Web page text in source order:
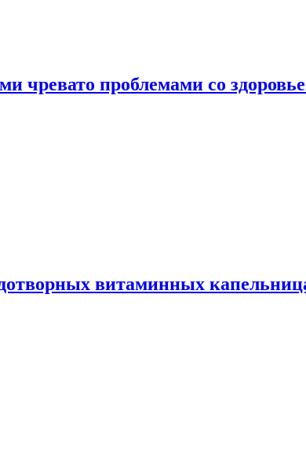
чревато проблемами со
витаминных